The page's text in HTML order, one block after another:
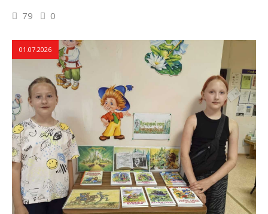
79 0
01.07.2026